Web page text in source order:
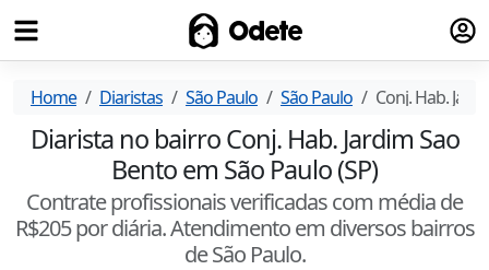
Odete
Home Diaristas São Paulo São Paulo Conj. Hab.
Diarista no bairro Conj. Hab. Jardim Sao
Bento em São Paulo (SP)
Contrate profissionais verificadas com média de
R$205por diária. Atendimentoem diversos bairros
de São Paulo.